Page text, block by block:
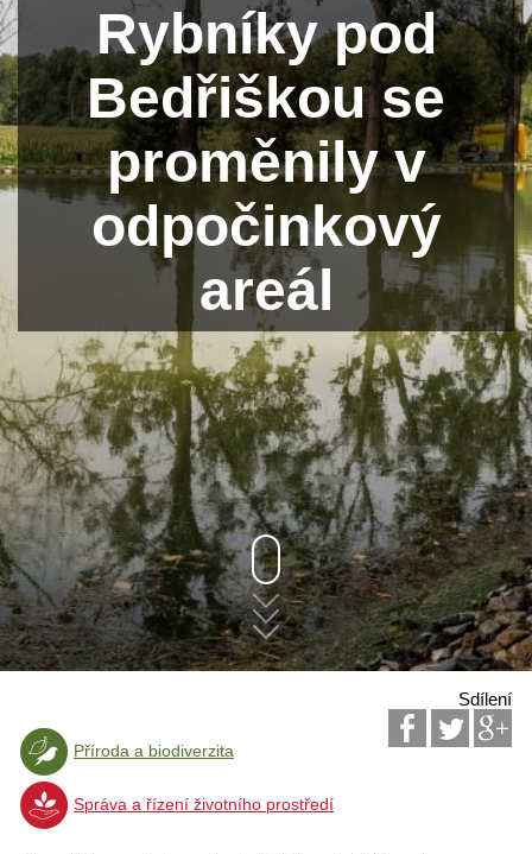
Rybníky pod
Bedřiškou se
proměnily v
odpočinkový
areál
Sdílení
Příroda a biodiverzita
Správa a řízení životního prostředí